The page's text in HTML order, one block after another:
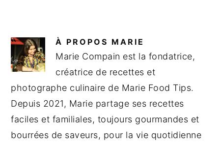
À PROPOS MARIE
Marie Compain est la fondatrice,
créatrice de recettes et
photographe culinaire de Marie Food Tips.
Depuis 2021, Marie partage ses recettes
faciles et familiales, toujours gourmandes et
bourrées de saveurs, pour la vie quotidienne